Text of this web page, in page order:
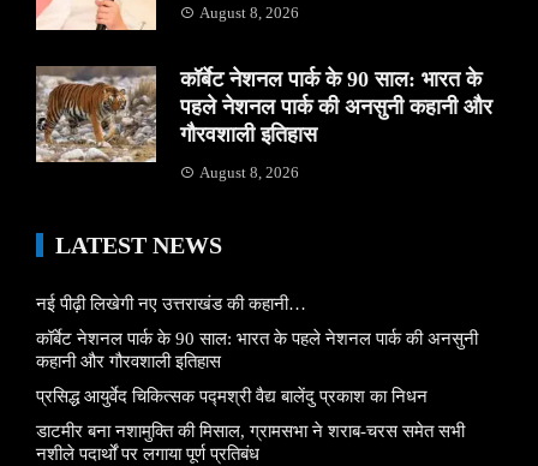
August 8, 2026
कॉर्बेट नेशनल पार्क के 90 साल: भारत के
पहले नेशनल पार्क की अनसुनी कहानी और
गौरवशाली इतिहास
August 8, 2026
LATEST NEWS
नई पीढ़ी लिखेगी नए उत्तराखंड की कहानी…
कॉर्बेट नेशनल पार्क के 90 साल: भारत के पहले नेशनल पार्क की अनसुनी
कहानी और गौरवशाली इतिहास
प्रसिद्ध आयुर्वेद चिकित्सक पद्मश्री वैद्य बालेंदु प्रकाश का निधन
डाटमीर बना नशामुक्ति की मिसाल, ग्रामसभा ने शराब-चरस समेत सभी
नशीले पदार्थों पर लगाया पूर्ण प्रतिबंध